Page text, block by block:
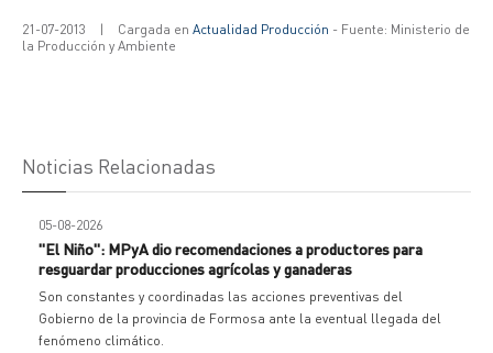
21-07-2013 | Cargada en Actualidad Producción - Fuente: Ministerio de
la Producción y Ambiente
Noticias Relacionadas
05-08-2026
"El Niño": MPyA dio recomendaciones a productores para
resguardar producciones agrícolas y ganaderas
Son constantes y coordinadas las acciones preventivas del
Gobierno de la provincia de Formosa ante la eventual llegada del
fenómeno climático.